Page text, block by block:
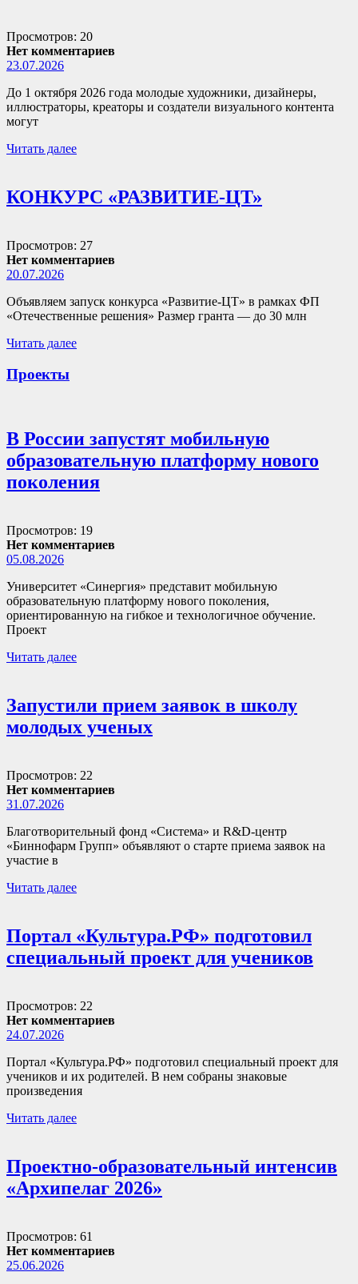
Просмотров: 20
Нет комментариев
23.07.2026
До 1 октября 2026 года молодые художники, дизайнеры,
иллюстраторы, креаторы и создатели визуального контента
могут
Читать далее
КОНКУРС «РАЗВИТИЕ-ЦТ»
Просмотров: 27
Нет комментариев
20.07.2026
Объявляем запуск конкурса «Развитие-ЦТ» в рамках ФП
«Отечественные решения» Размер гранта — до 30 млн
Читать далее
Проекты
В России запустят мобильную
образовательную платформу нового
поколения
Просмотров: 19
Нет комментариев
05.08.2026
Университет «Синергия» представит мобильную
образовательную платформу нового поколения,
ориентированную на гибкое и технологичное обучение.
Проект
Читать далее
Запустили прием заявок в школу
молодых ученых
Просмотров: 22
Нет комментариев
31.07.2026
Благотворительный фонд «Система» и R&D-центр
«Биннофарм Групп» объявляют о старте приема заявок на
участие в
Читать далее
Портал «Культура.РФ» подготовил
специальный проект для учеников
Просмотров: 22
Нет комментариев
24.07.2026
Портал «Культура.РФ» подготовил специальный проект для
учеников и их родителей. В нем собраны знаковые
произведения
Читать далее
Проектно-образовательный интенсив
«Архипелаг 2026»
Просмотров: 61
Нет комментариев
25.06.2026